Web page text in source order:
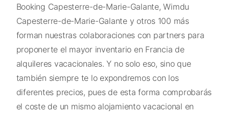
Booking Capesterre-de-Marie-Galante, Wimdu
Capesterre-de-Marie-Galante y otros 100 más
forman nuestras colaboraciones con partners para
proponerte el mayor inventario en Francia de
alquileres vacacionales. Y no solo eso, sino que
también siempre te lo expondremos con los
diferentes precios, pues de esta forma comprobarás
el coste de un mismo alojamiento vacacional en